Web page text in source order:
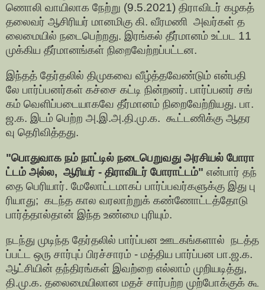
ணொலி வாயிலாக நேற்று (9.5.2021) திராவிடர் கழகத்
தலைவர் ஆசிரியர் மானமிகு கி. வீரமணி அவர்கள் த
லைமையில் நடைபெற்றது. இரங்கல் தீர்மானம் உட்பட 11
முக்கிய தீர்மானங்கள் நிறைவேற்றப்பட்டன.
இந்தத் தேர்தலில் திமுகவை வீழ்த்தவேண்டும் என்பதி
லே பார்ப்பனர்கள் கச்சை கட்டி நின்றனர். பார்ப்பனர் சங்
கம் வெளிப்படையாகவே தீர்மானம் நிறைவேற்றியது. பா.
ஜ.க. இடம் பெற்ற அ.இ.அ.தி.மு.க. கூட்டணிக்கு ஆதர
வு தெரிவித்தது.
"பொதுவாக நம் நாட்டில் நடைபெறுவது அரசியல் போரா
ட்டம் அல்ல, ஆரியர் - திராவிடர் போராட்டம்" என்பார் தந்
தை பெரியார். மேலோட்டமாகப் பார்ப்பவர்களுக்கு இது பு
ரியாது; கடந்த கால வரலாற்றுக் கண்ணோட்டத்தோடு
பார்த்தால்தான் இந்த உண்மை புரியும்.
நடந்து முடிந்த தேர்தலில் பார்ப்பன ஊடகங்களால் நடத்த
ப்பட்ட ஒரு சார்புப் பிரச்சாரம் - மத்திய பார்ப்பன பா.ஜ.க.
ஆட்சியின் தந்திரங்கள் இவற்றை எல்லாம் முறியடித்து,
தி.மு.க. தலைமையிலான மதச் சார்பற்ற முற்போக்குக் கூ